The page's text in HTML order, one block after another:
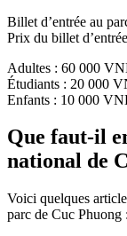
Billet d’entrée au
Prix du billet
Adultes : 60 000
Étudiants : 20 000
Enfants : 10 000
Que faut-il
national de
Voici quelques
parc de Cuc Phuong :